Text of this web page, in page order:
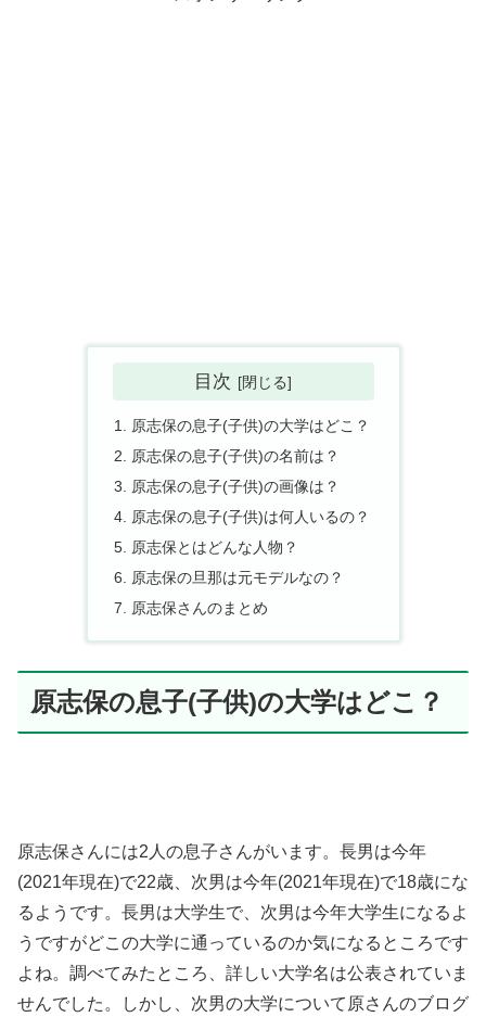
目次
原志保の息子(子供)の大学はどこ？
原志保の息子(子供)の名前は？
原志保の息子(子供)の画像は？
原志保の息子(子供)は何人いるの？
原志保とはどんな人物？
原志保の旦那は元モデルなの？
原志保さんのまとめ
原志保の息子(子供)の大学はどこ？
原志保さんには2人の息子さんがいます。長男は今年
(2021年現在)で22歳、次男は今年(2021年現在)で18歳にな
るようです。長男は大学生で、次男は今年大学生になるよ
うですがどこの大学に通っているのか気になるところです
よね。調べてみたところ、詳しい大学名は公表されていま
せんでした。しかし、次男の大学について原さんのブログ